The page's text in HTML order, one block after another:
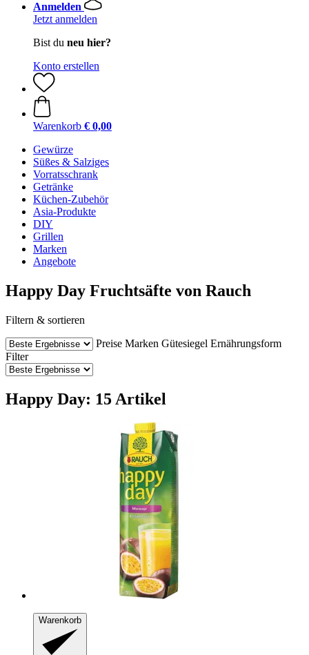
Anmelden
Jetzt anmelden
Bist du neu hier?
Konto erstellen
Warenkorb € 0,00
Gewürze
Süßes & Salziges
Vorratsschrank
Getränke
Küchen-Zubehör
Asia-Produkte
DIY
Grillen
Marken
Angebote
Happy Day Fruchtsäfte von Rauch
Filtern & sortieren
Preise Marken Gütesiegel Ernährungsform
Filter
Happy Day: 15 Artikel
Warenkorb